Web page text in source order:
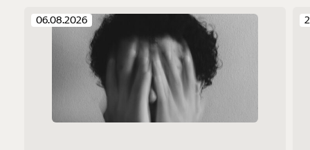
06.08.2026